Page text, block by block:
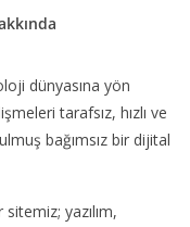
dünyasına yön
tarafsız, hızlı ve
bağımsız bir dijital
yazılım,